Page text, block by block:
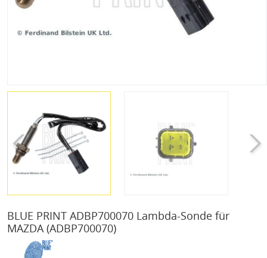
BLUE PRINT ADBP700070 Lambda-Sonde für
MAZDA(ADBP700070)